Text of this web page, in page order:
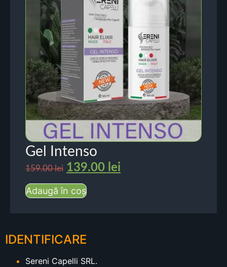
Gel Intenso
159.00lei 139.00 lei
Adaugă în coș
IDENTIFICARE
Sereni Capelli SRL.